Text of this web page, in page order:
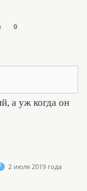
0
а уж когда он
2 июля 2019 года